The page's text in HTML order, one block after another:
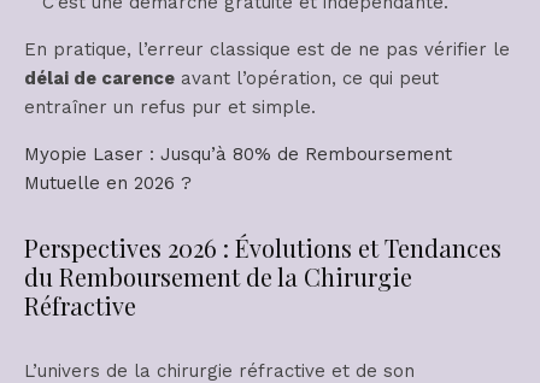
En pratique, l’erreur classique est de ne pas vérifier le
délai de carence avant l’opération, ce qui peut
entraîner un refus pur et simple.
Myopie Laser : Jusqu’à 80% de Remboursement
Mutuelle en 2026 ?
Perspectives 2026 : Évolutions et Tendances
du Remboursement de la Chirurgie
Réfractive
L’univers de la chirurgie réfractive et de son